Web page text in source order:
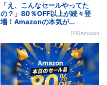
「え、こんなセールやってた
の？」80％OFF以上が続々登
場！Amazonの本気が...
[PR]Amazon